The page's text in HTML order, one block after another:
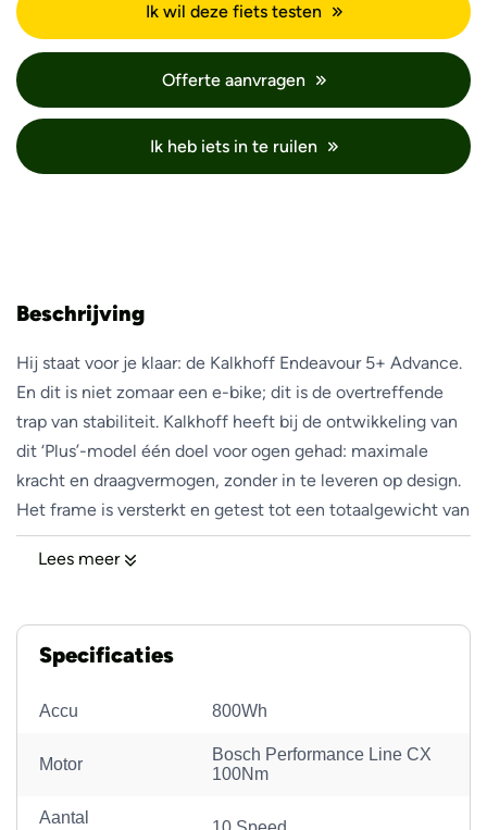
Ik wil deze fiets testen
Offerte aanvragen
Ik heb iets in te ruilen
Beschrijving
Hij staat voor je klaar: de Kalkhoff Endeavour 5+ Advance.
En dit is niet zomaar een e-bike; dit is de overtreffende
trap van stabiliteit. Kalkhoff heeft bij de ontwikkeling van
dit ‘Plus’-model één doel voor ogen gehad: maximale
kracht en draagvermogen, zonder in te leveren op design.
Het frame is versterkt en getest tot een totaalgewicht van
maar liefst 180 kg, terwijl de kabels strak zijn weggewerkt
in de stuurpen. Een e-bike die staat als een huis.
Aandrijving
(Smart System) vlieg je moeiteloos elke heuvel op, zelfs
met volle bepakking. Waar standaard e-bikes vaak stoppen
bij 500 of 625 Wh, is de Endeavour 5+ Advance uitgerust
met de gloednieuwe
Lees meer
Specificaties
Accu 800Wh
Motor
Bosch Performance Line CX
100Nm
Aantal